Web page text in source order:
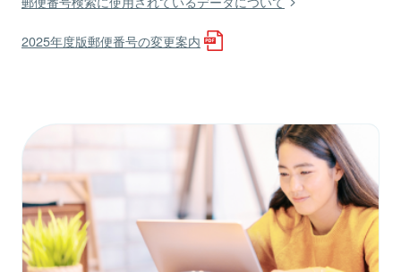
2025年度版郵便番号の変更案内